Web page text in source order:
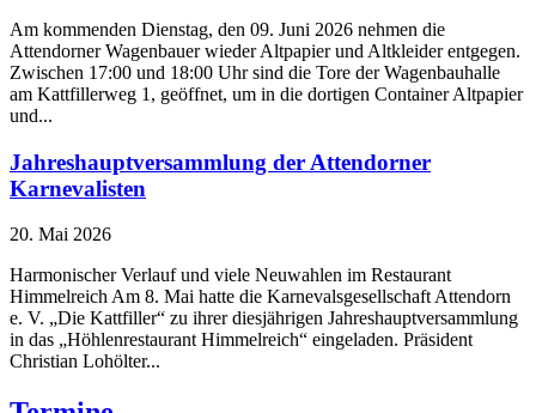
Am kommenden Dienstag, den 09. Juni 2026 nehmen die
Attendorner Wagenbauer wieder Altpapier und Altkleider entgegen.
Zwischen 17:00 und 18:00 Uhr sind die Tore der Wagenbauhalle
am Kattfillerweg 1, geöffnet, um in die dortigen Container Altpapier
und...
Jahreshauptversammlung der Attendorner
Karnevalisten
20. Mai 2026
Harmonischer Verlauf und viele Neuwahlen im Restaurant
Himmelreich Am 8. Mai hatte die Karnevalsgesellschaft Attendorn
e. V. „Die Kattfiller“ zu ihrer diesjährigen Jahreshauptversammlung
in das „Höhlenrestaurant Himmelreich“ eingeladen. Präsident
Christian Lohölter...